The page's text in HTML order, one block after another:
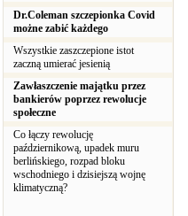
Dr.Coleman szczepionka Covid
możne zabić każdego
Wszystkie zaszczepione istot
zaczną umierać jesienią
Zawłaszczenie majątku przez
bankierów poprzez rewolucje
społeczne
Co łączy rewolucję
październikową, upadek muru
berlińskiego, rozpad bloku
wschodniego i dzisiejszą wojnę
klimatyczną?